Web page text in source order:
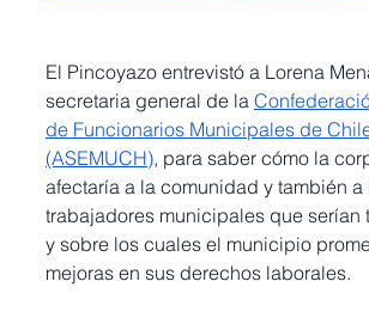
El Pincoyazo entrevistó a Lorena
secretaria general de la
de Funcionarios Municipales de
(ASEMUCH), para saber cómo la
afectaría a la comunidad y también a
trabajadores municipales que serían
y sobre los cuales el municipio
mejoras en sus derechos laborales.